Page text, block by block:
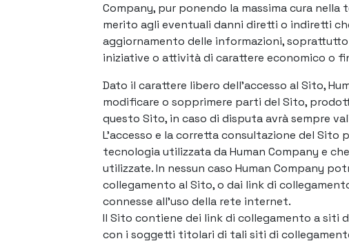
Company, pur ponendo la massima cura
merito agli eventuali danni diretti o indiretti
aggiornamento delle informazioni,
iniziative o attività di carattere economico o
Dato il carattere libero dell’accesso al Sito,
modificare o sopprimere parti del Sito,
questo Sito, in caso di disputa avrà sempre
L’accesso e la corretta consultazione del
tecnologia utilizzata da Human Company e
utilizzate. In nessun caso Human Company
collegamento al Sito, o dai link di
connesse all’uso della rete internet.
Il Sito contiene dei link di collegamento a siti
con i soggetti titolari di tali siti di